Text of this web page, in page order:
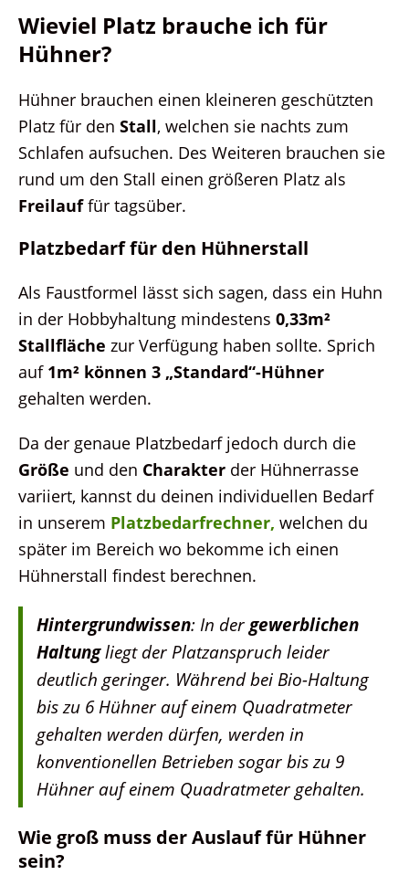
Wieviel Platz brauche ich für
Hühner?
Hühner brauchen einen kleineren geschützten
Platz für den Stall, welchen sie nachts zum
Schlafen aufsuchen. Des Weiteren brauchen sie
rund um den Stall einen größeren Platz als
Freilauffür tagsüber.
Platzbedarf für den Hühnerstall
Als Faustformel lässt sich sagen, dass ein Huhn
in der Hobbyhaltung mindestens 0,33m²
Stallfläche zur Verfügung haben sollte. Sprich
auf 1m² können 3 „Standard“-Hühner
gehalten werden.
Da der genaue Platzbedarf jedoch durch die
Größe und den Charakter der Hühnerrasse
variiert, kannst du deinen individuellen Bedarf
in unserem Platzbedarfrechner, welchen du
später im Bereich wo bekomme ich einen
Hühnerstall findest berechnen.
Hintergrundwissen: In dergewerblichen
Haltungliegt der Platzanspruch leider
deutlich geringer. Während bei Bio-Haltung
bis zu 6 Hühner auf einem Quadratmeter
gehalten werden dürfen, werden in
konventionellen Betrieben sogar bis zu 9
Hühner auf einem Quadratmeter gehalten.
Wie groß muss der Auslauf für Hühner
sein?